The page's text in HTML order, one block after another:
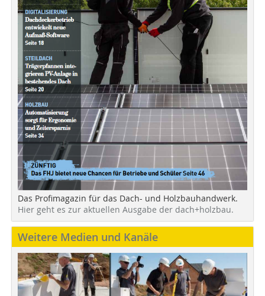
Das Profimagazin für das Dach- und Holzbauhandwerk.
Hier geht es zur aktuellen Ausgabe der dach+holzbau.
Weitere Medien und Kanäle